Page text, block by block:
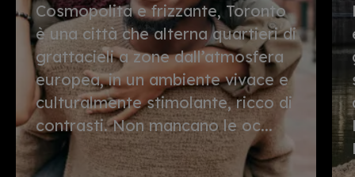
Cosmopolita e frizzante, Toronto
è una città che alterna quartieri di
grattacieli a zone dall’atmosfera
europea, in un ambiente vivace e
culturalmente stimolante, ricco di
contrasti. Non mancano le oc...